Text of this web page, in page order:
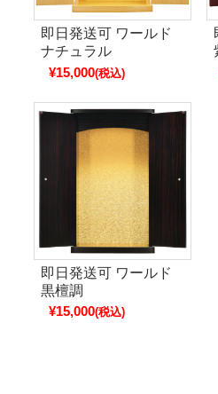
即日発送可 ワールド
ナチュラル
¥15,000(税込)
即日発送可 ワールド
黒檀調
¥15,000(税込)